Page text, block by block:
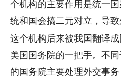
个机构的主要作用是统一
统和国会搞二元对立，导致
这个机构后来被我国翻译
美国国务院的一把手。不
的国务院主要处理外交事